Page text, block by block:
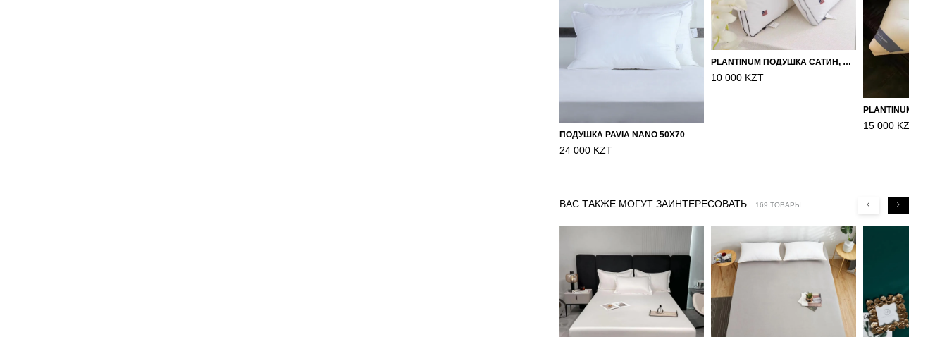
ПОДУШКА PAVIA NANO 50X70
24 000 KZT
PLANTINUM ПОДУШКА САТИН, ШЕЛК 50Х70
10 000 KZT
15 000 KZT
ВАС ТАКЖЕ МОГУТ ЗАИНТЕРЕСОВАТЬ 169 ТОВАРЫ